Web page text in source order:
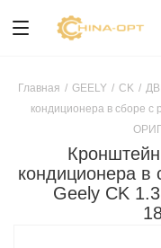
Главная / GEELY / CK /
кондиционера в сборе
кондиционера
Geely CK